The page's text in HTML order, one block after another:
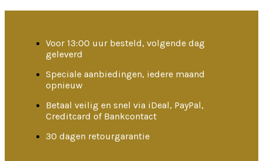
Voor 13:00 uur besteld, volgende dag
geleverd
Speciale aanbiedingen, iedere maand
opnieuw
Betaal veilig en snel via iDeal, PayPal,
Creditcard of Bankcontact
30 dagen retourgarantie